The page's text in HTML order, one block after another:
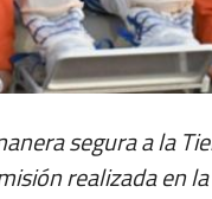
segura a la
realizada en